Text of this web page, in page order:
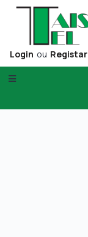
Login ou Registar